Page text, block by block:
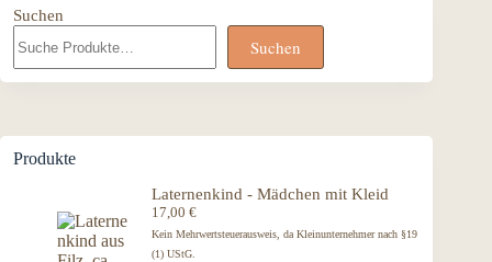
Suchen
Suchen
Produkte
Laternenkind - Mädchen mit Kleid
17,00€
Kein Mehrwertsteuerausweis, da Kleinunternehmer nach §19
(1) UStG.